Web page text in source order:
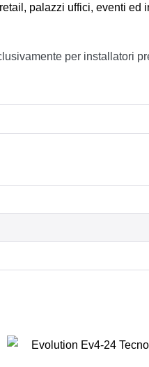
palazzi uffici, eventi
per installatori